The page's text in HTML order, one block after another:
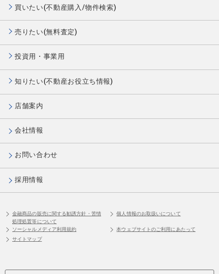
買いたい(不動産購入/物件検索)
売りたい(無料査定)
投資用・事業用
知りたい(不動産お役立ち情報)
店舗案内
会社情報
お問い合わせ
採用情報
金融商品の販売に関する勧誘方針・苦情
処理処置等について
個人情報のお取扱いについて
ソーシャルメディア利用規約
本ウェブサイトのご利用にあたって
サイトマップ